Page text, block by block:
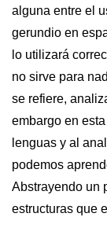
alguna entre el
gerundio en
lo utilizará
no sirve para
se refiere,
embargo en
lenguas y al
podemos
Abstrayendo un
estructuras que